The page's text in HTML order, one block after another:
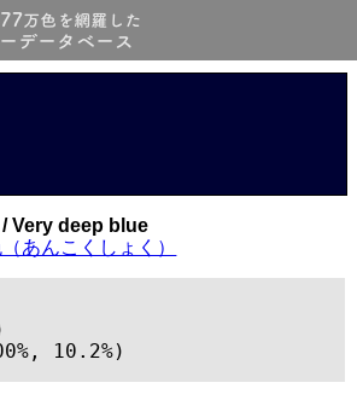
/ Very deep blue
あんこくしょく）
10.2%)